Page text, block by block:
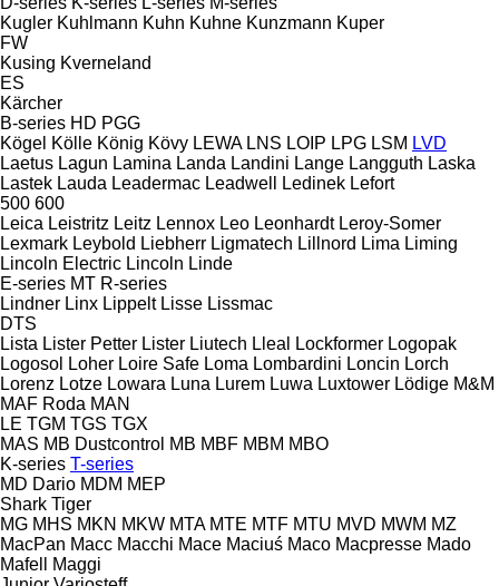
Kugler Kuhlmann Kuhn Kuhne Kunzmann Kuper
FW
Kusing Kverneland
ES
Kärcher
B-series HD PGG
Kögel Kölle König Kövy LEWA LNS LOIP LPG LSM LVD
Laetus Lagun Lamina Landa Landini Lange Langguth Laska
Lastek Lauda Leadermac Leadwell Ledinek Lefort
500 600
Leica Leistritz Leitz Lennox Leo Leonhardt Leroy-Somer
Lexmark Leybold Liebherr Ligmatech Lillnord Lima Liming
Lincoln Electric Lincoln Linde
E-series MT R-series
Lindner Linx Lippelt Lisse Lissmac
DTS
Lista Lister Petter Lister Liutech Lleal Lockformer Logopak
Logosol
Loher Loire Safe Loma Lombardini Loncin Lorch
Lorenz Lotze Lowara Luna Lurem Luwa Luxtower Lödige M&M
MAF Roda MAN
LE TGM TGS TGX
MAS MB Dustcontrol MB MBF MBM MBO
K-series T-series
MD Dario MDM MEP
Shark Tiger
MG MHS MKN MKW MTA MTE MTF MTU MVD MWM MZ
MacPan Macc Macchi Mace Maciuś Maco Macpresse Mado
Mafell
Maggi